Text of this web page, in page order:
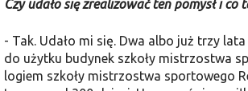
Czy udało się zrealizować ten pomysł i co
- Tak. Udało mi się. Dwa albo już trzy
do użytku budynek szkoły mistrzostwa
logiem szkoły mistrzostwa sportowego